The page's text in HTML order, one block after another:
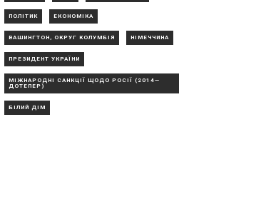
ПОЛІТИК ЕКОНОМІКА
ВАШИНГТОН, ОКРУГ КОЛУМБІЯ НІМЕЧЧИНА
ПРЕЗИДЕНТ УКРАЇНИ
МІЖНАРОДНІ САНКЦІЇ ЩОДО РОСІЇ (2014—
ДОТЕПЕР)
БІЛИЙ ДІМ